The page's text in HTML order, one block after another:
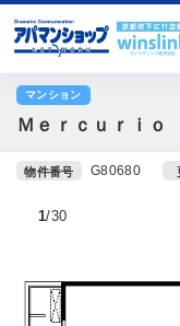
マンション
Ｍｅｒｃｕｒｉｏ
物件番号 G80680
1 30